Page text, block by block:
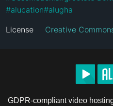
#alucation#alugha
License Creative
GDPR-compliant video